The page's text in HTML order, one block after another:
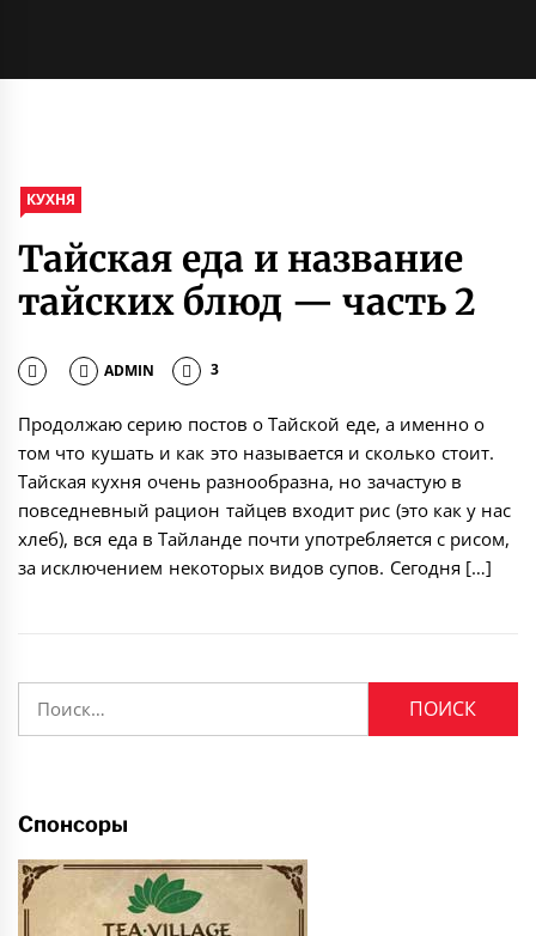
КУХНЯ
Тайская еда и название
тайских блюд — часть 2
ADMIN 3
Продолжаю серию постов о Тайской еде, а именно о
том что кушать и как это называется и сколько стоит.
Тайская кухня очень разнообразна, но зачастую в
повседневный рацион тайцев входит рис (это как у нас
хлеб), вся еда в Тайланде почти употребляется с рисом,
за исключением некоторых видов супов. Сегодня […]
Спонсоры